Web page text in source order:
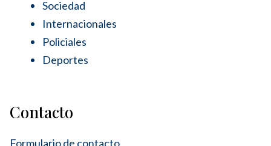
Sociedad
Internacionales
Policiales
Deportes
Contacto
Formulario de contacto